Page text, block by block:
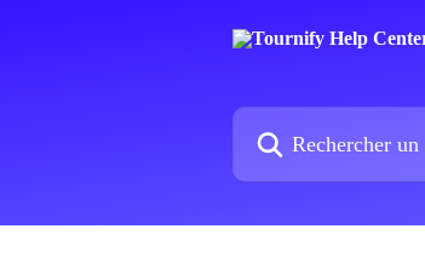
Rechercher un article...